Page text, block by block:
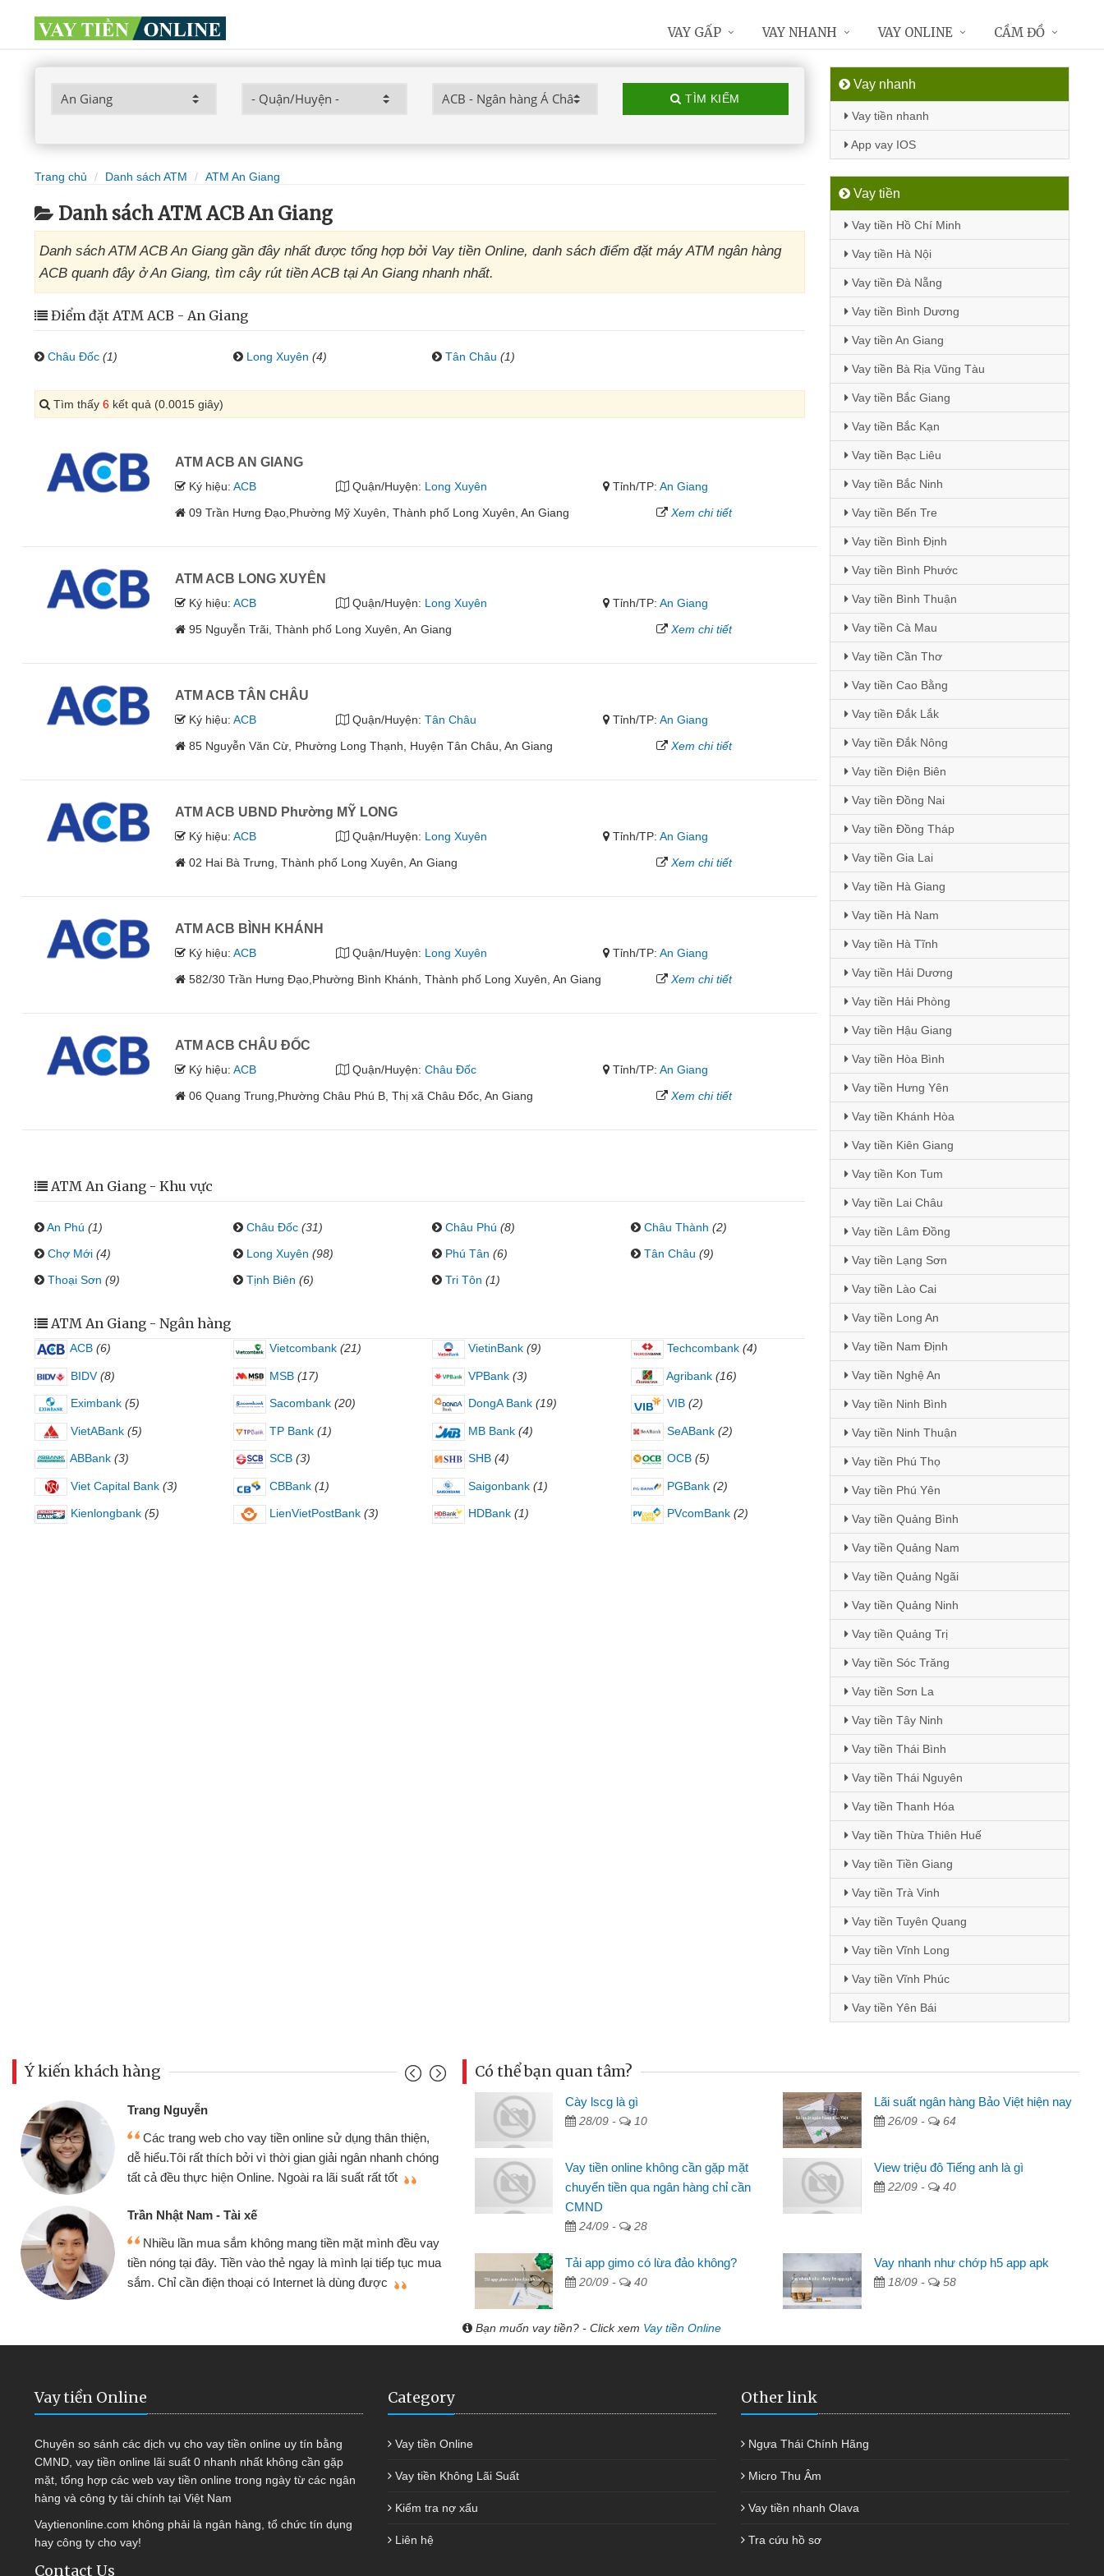
TÌM KIẾM
Trang chủ Danh sách ATM ATM An Giang
Danh sách ATM ACB An Giang
Danh sách ATM ACB An Giang gần đây nhất được tổng hợp bởi Vay tiền Online, danh sách điểm đặt máy ATM ngân hàng
ACB quanh đây ở An Giang, tìm cây rút tiền ACB tại An Giang nhanh nhất.
Điểm đặt ATM ACB - An Giang
Châu Đốc (1) Long Xuyên (4) Tân Châu (1)
Tìm thấy 6 kết quả (0.0015 giây)
ATM ACB AN GIANG
Ký hiệu:ACB Quận/Huyện: Long Xuyên Tỉnh/TP:An Giang
09 Trần Hưng Đạo,Phường Mỹ Xuyên, Thành phố Long Xuyên, An Giang
Xem chi tiết
ATM ACB LONG XUYÊN
Ký hiệu:ACB Quận/Huyện: Long Xuyên Tỉnh/TP:An Giang
95 Nguyễn Trãi, Thành phố Long Xuyên, An Giang
Xem chi tiết
ATM ACB TÂN CHÂU
Ký hiệu:ACB Quận/Huyện: Tân Châu Tỉnh/TP:An Giang
85 Nguyễn Văn Cừ, Phường Long Thạnh, Huyện Tân Châu, An Giang
Xem chi tiết
ATM ACB UBND Phường MỸ LONG
Ký hiệu:ACB Quận/Huyện: Long Xuyên Tỉnh/TP:An Giang
02 Hai Bà Trưng, Thành phố Long Xuyên, An Giang
Xem chi tiết
ATM ACB BÌNH KHÁNH
Ký hiệu:ACB Quận/Huyện: Long Xuyên Tỉnh/TP:An Giang
582/30 Trần Hưng Đạo,Phường Bình Khánh, Thành phố Long Xuyên, An Giang
Xem chi tiết
ATM ACB CHÂU ĐỐC
Ký hiệu:ACB Quận/Huyện: Châu Đốc Tỉnh/TP:An Giang
06 Quang Trung,Phường Châu Phú B, Thị xã Châu Đốc, An Giang
Xem chi tiết
ATM An Giang - Khu vực
An Phú (1) Châu Đốc (31) Châu Phú (8) Châu Thành (2)
Chợ Mới (4) Long Xuyên (98) Phú Tân (6) Tân Châu (9)
Thoại Sơn (9) Tịnh Biên (6) Tri Tôn (1)
ATM An Giang - Ngân hàng
ACB (6) Vietcombank (21) VietinBank (9) Techcombank (4)
BIDV (8) MSB (17) VPBank (3) Agribank (16)
Eximbank (5) Sacombank (20) DongA Bank (19) VIB (2)
VietABank (5) TP Bank (1) MB Bank (4) SeABank (2)
ABBank (3) SCB (3) SHB (4) OCB (5)
Viet Capital Bank (3) CBBank (1) Saigonbank (1) PGBank (2)
Kienlongbank (5) LienVietPostBank (3) HDBank (1) PVcomBank (2)
Vay nhanh
Vay tiền nhanh
App vay IOS
Vay tiền
Vay tiền Hồ Chí Minh
Vay tiền Hà Nội
Vay tiền Đà Nẵng
Vay tiền Bình Dương
Vay tiền An Giang
Vay tiền Bà Rịa Vũng Tàu
Vay tiền Bắc Giang
Vay tiền Bắc Kạn
Vay tiền Bạc Liêu
Vay tiền Bắc Ninh
Vay tiền Bến Tre
Vay tiền Bình Định
Vay tiền Bình Phước
Vay tiền Bình Thuận
Vay tiền Cà Mau
Vay tiền Cần Thơ
Vay tiền Cao Bằng
Vay tiền Đắk Lắk
Vay tiền Đắk Nông
Vay tiền Điện Biên
Vay tiền Đồng Nai
Vay tiền Đồng Tháp
Vay tiền Gia Lai
Vay tiền Hà Giang
Vay tiền Hà Nam
Vay tiền Hà Tĩnh
Vay tiền Hải Dương
Vay tiền Hải Phòng
Vay tiền Hậu Giang
Vay tiền Hòa Bình
Vay tiền Hưng Yên
Vay tiền Khánh Hòa
Vay tiền Kiên Giang
Vay tiền Kon Tum
Vay tiền Lai Châu
Vay tiền Lâm Đồng
Vay tiền Lạng Sơn
Vay tiền Lào Cai
Vay tiền Long An
Vay tiền Nam Định
Vay tiền Nghệ An
Vay tiền Ninh Bình
Vay tiền Ninh Thuận
Vay tiền Phú Thọ
Vay tiền Phú Yên
Vay tiền Quảng Bình
Vay tiền Quảng Nam
Vay tiền Quảng Ngãi
Vay tiền Quảng Ninh
Vay tiền Quảng Trị
Vay tiền Sóc Trăng
Vay tiền Sơn La
Vay tiền Tây Ninh
Vay tiền Thái Bình
Vay tiền Thái Nguyên
Vay tiền Thanh Hóa
Vay tiền Thừa Thiên Huế
Vay tiền Tiền Giang
Vay tiền Trà Vinh
Vay tiền Tuyên Quang
Vay tiền Vĩnh Long
Vay tiền Vĩnh Phúc
Vay tiền Yên Bái
VAY GẤP VAY NHANH VAY ONLINE CẦM ĐỒ
Ý kiến khách hàng
Trang Nguyễn
Các trang web cho vay tiền online sử dụng thân thiện,
dễ hiểu.Tôi rất thích bởi vì thời gian giải ngân nhanh chóng
tất cả đều thực hiện Online. Ngoài ra lãi suất rất tốt
Trần Nhật Nam - Tài xế
Nhiều lần mua sắm không mang tiền mặt mình đều vay
tiền nóng tại đây. Tiền vào thẻ ngay là mình lại tiếp tục mua
sắm. Chỉ cần điện thoại có Internet là dùng được
Đoàn Hữu Cảnh
Mình cần tiền gấp nên định cầm cố chiếc xe wave
nhưng thật may đã có gói vay tiền bằng CMND online
không cần gặp mặt nên rất tiện lợi, sẽ giới thiệu cho bạn
bè biết
Cấn Văn Lực - Tạp hóa
Tôi kinh doanh buôn bán nhỏ lẻ nhiều lúc cần vốn nhập
hàng, nhờ biết đến website qua bạn bè giới thiệu tôi đã giải
quyết được công việc của mình nhanh chóng
Mai Lan - Sinh viên
Tôi biết đến thông qua quảng
thấy thủ tục nhanh gọn nên tôi
được thôi. Cảm ơn đã giúp tôi kịp
Có thể bạn quan tâm?
Cày lscg là gì
28/09 - 10
Lãi suất ngân hàng Bảo Việt hiện nay
26/09 - 64
Vay tiền online không cần gặp mặt
chuyển tiền qua ngân hàng chỉ cần
CMND
24/09 - 28
View triệu đô Tiếng anh là gì
22/09 - 40
Tải app gimo có lừa đảo không?
20/09 - 40
Vay nhanh như chớp h5 app apk
18/09 - 58
Bạn muốn vay tiền? - Click xem Vay tiền Online
Vay tiền Online
Chuyên so sánh các dịch vụ cho vay tiền online uy tín bằng
CMND, vay tiền online lãi suất 0 nhanh nhất không cần gặp
mặt, tổng hợp các web vay tiền online trong ngày từ các ngân
hàng và công ty tài chính tại Việt Nam
Vaytienonline.com không phải là ngân hàng, tổ chức tín dụng
hay công ty cho vay!
Contact Us
Category
Vay tiền Online
Vay tiền Không Lãi Suất
Kiểm tra nợ xấu
Liên hệ
Other link
Ngựa Thái Chính Hãng
Micro Thu Âm
Vay tiền nhanh Olava
Tra cứu hồ sơ